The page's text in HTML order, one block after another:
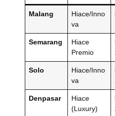
Malang
Hiace/Inno
va
Semarang
Hiace
Premio
Solo
Hiace/Inno
va
Denpasar
Hiace
(Luxury)